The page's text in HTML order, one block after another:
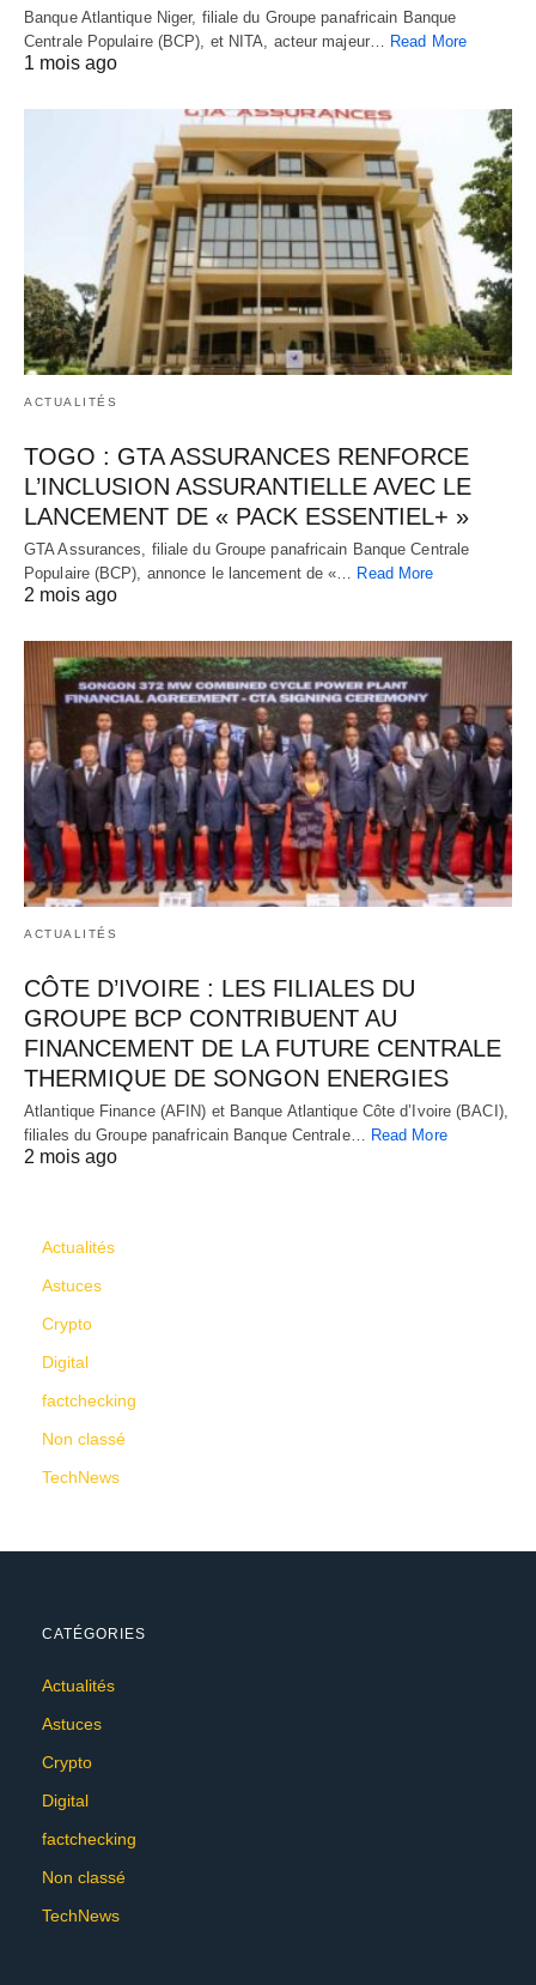
Banque Atlantique Niger, filiale du Groupe panafricain Banque
Centrale Populaire (BCP), et NITA, acteur majeur… Read More
1 mois ago
ACTUALITÉS
TOGO : GTA ASSURANCES RENFORCE
L’INCLUSION ASSURANTIELLE AVEC LE
LANCEMENT DE « PACK ESSENTIEL+ »
GTA Assurances, filiale du Groupe panafricain Banque Centrale
Populaire (BCP), annonce le lancement de «…
Read More
2 mois ago
ACTUALITÉS
CÔTE D’IVOIRE : LES FILIALES DU
GROUPE BCP CONTRIBUENT AU
FINANCEMENT DE LA FUTURE CENTRALE
THERMIQUE DE SONGON ENERGIES
Atlantique Finance (AFIN) et Banque Atlantique Côte d’Ivoire (BACI),
filiales du Groupe panafricain Banque Centrale… Read More
2 mois ago
Actualités
Astuces
Crypto
Digital
factchecking
Non classé
TechNews
CATÉGORIES
Actualités
Astuces
Crypto
Digital
factchecking
Non classé
TechNews